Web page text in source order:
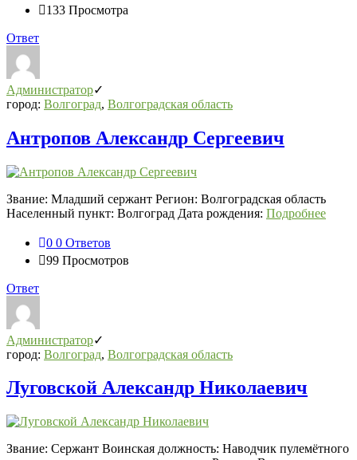
133 Просмотра
Ответ
Администратор
город: Волгоград, Волгоградская область
Антропов Александр Сергеевич
Звание: Младший сержант Регион: Волгоградская область
Населенный пункт: Волгоград Дата рождения: Подробнее
0 0 Ответов
99 Просмотров
Ответ
Администратор
город: Волгоград, Волгоградская область
Луговской Александр Николаевич
Звание: Сержант Воинская должность: Наводчик пулемётного